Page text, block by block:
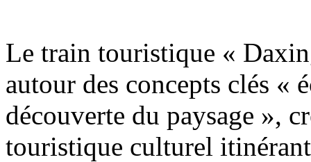
Le train touristique «
autour des concepts clés «
découverte du paysage »,
touristique culturel